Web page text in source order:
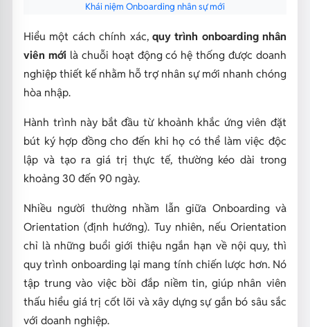
Khái niệm Onboarding nhân sự mới
Hiểu một cách chính xác, quy trình onboarding nhân
viên mớilà chuỗi hoạt động có hệ thống được doanh
nghiệp thiết kế nhằm hỗ trợ nhân sự mới nhanh chóng
hòa nhập.
Hành trình này bắt đầu từ khoảnh khắc ứng viên đặt
bút ký hợp đồng cho đến khi họ có thể làm việc độc
lập và tạo ra giá trị thực tế, thường kéo dài trong
khoảng 30 đến 90 ngày.
Nhiều người thường nhầm lẫn giữa Onboarding và
Orientation (định hướng). Tuy nhiên, nếu Orientation
chỉ là những buổi giới thiệu ngắn hạn về nội quy, thì
quy trình onboarding lại mang tính chiến lược hơn. Nó
tập trung vào việc bồi đắp niềm tin, giúp nhân viên
thấu hiểu giá trị cốt lõi và xây dựng sự gắn bó sâu sắc
với doanh nghiệp.